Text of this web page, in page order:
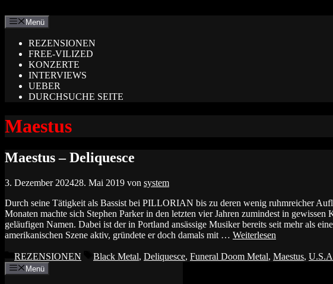
Inhalt
springen
Menü
REZENSIONEN
FREE-VILIZED
KONZERTE
INTERVIEWS
UEBER
DURCHSUCHE SEITE
Maestus
Maestus – Deliquesce
3. Dezember 202428. Mai 2019 von system
Durch seine Tätigkeit als Bassist bei PILLORIAN bis zu deren wenig ruhmreicher
Monaten machte sich Stephen Parker in den letzten vier Jahren zumindest in gewissen
geläufigen Namen. Dabei ist der in Portland ansässige Musiker bereits seit mehr als
amerikanischen Szene aktiv, gründete er doch damals mit … Weiterlesen
Kategorien
REZENSIONEN Schlagwörter
Black Metal, Deliquesce, Funeral Doom Metal, Maestus,
Menü